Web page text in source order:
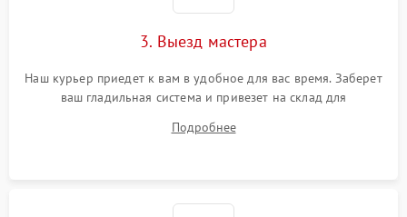
3. Выезд мастера
Наш курьер приедет к вам в удобное для вас время. Заберет
ваш гладильная система и привезет на склад для
Подробнее